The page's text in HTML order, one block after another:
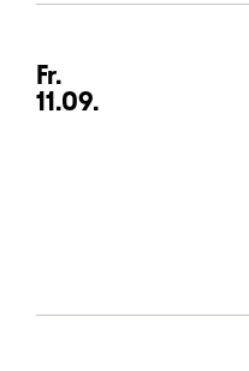
Fr.
11.09.